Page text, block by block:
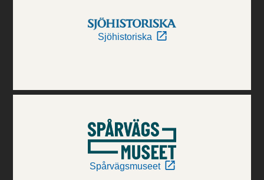
Sjöhistoriska
Spårvägsmuseet